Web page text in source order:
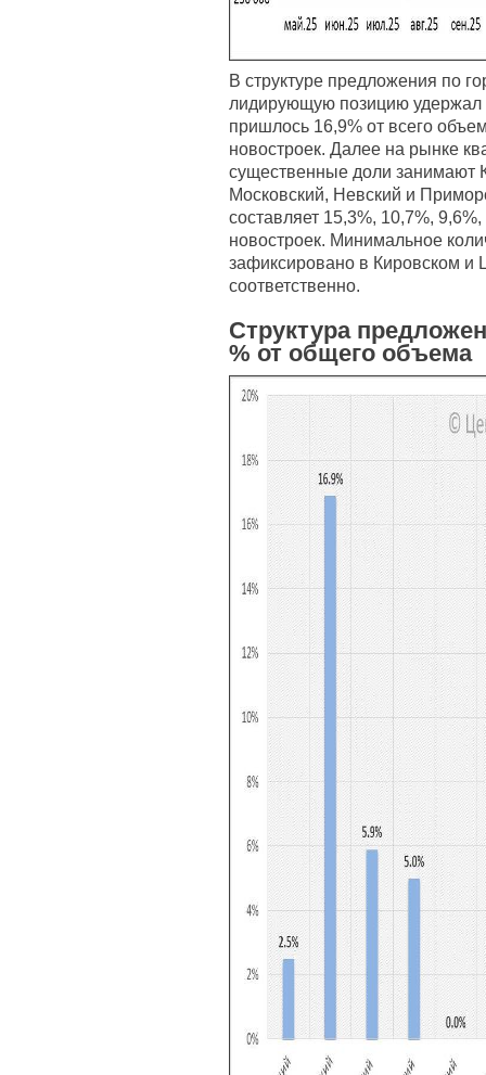
В структуре предложения по
лидирующую позицию удержал
пришлось 16,9% от всего
новостроек. Далее на рынке
существенные доли занимают
Московский, Невский и
составляет 15,3%, 10,7%,
новостроек. Минимальное
зафиксировано в Кировском и
соответственно.
Структура
% от общего объема